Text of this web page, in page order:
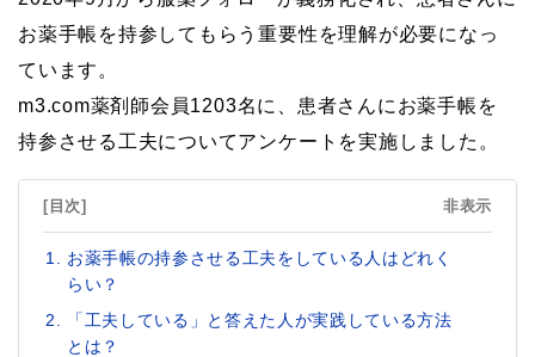
お薬手帳を持参してもらう重要性を理解が必要になっ
ています。
m3.com薬剤師会員1203名に、患者さんにお薬手帳を
持参させる工夫についてアンケートを実施しました。
[目次] 非表示
お薬手帳の持参させる工夫をしている人はどれく
らい？
「工夫している」と答えた人が実践している方法
とは？